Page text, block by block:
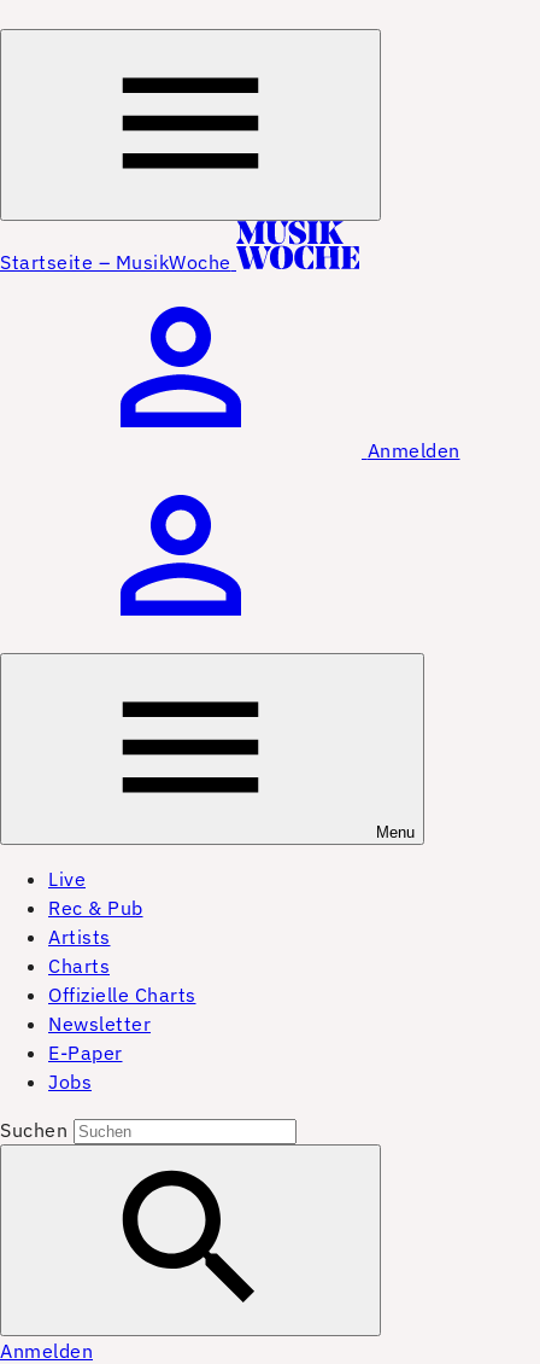
Startseite – MusikWoche
Anmelden
Menu
Live
Rec & Pub
Artists
Charts
Offizielle Charts
Newsletter
E-Paper
Jobs
Suchen
Anmelden